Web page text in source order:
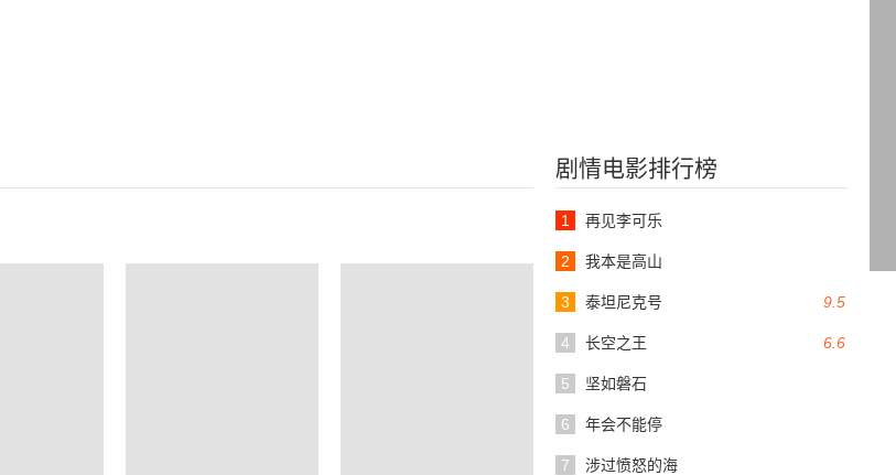
剧情电影排行榜
1 再见李可乐
2 我本是高山
9.5
3 泰坦尼克号
6.6
4 长空之王
5 坚如磐石
6 年会不能停
7 涉过愤怒的海